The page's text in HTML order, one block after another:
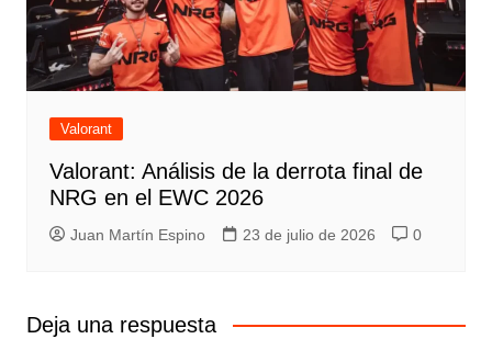
Valorant
Valorant: Análisis de la derrota final de
NRG en el EWC 2026
Juan Martín Espino 23 de julio de 2026 0
Deja una respuesta